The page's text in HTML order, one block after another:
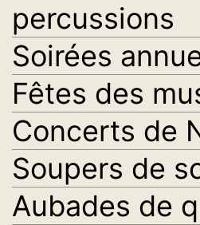
percussions
Soirées
Fêtes des
Concerts de
Soupers de
Aubades de